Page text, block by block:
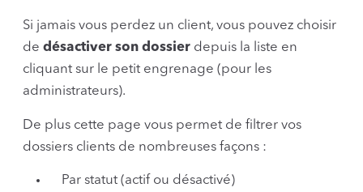
Si jamais vous perdez un client, vous pouvez choisir
de désactiver son dossier depuis la liste en
cliquant sur le petit engrenage (pour les
administrateurs).
De plus cette page vous permet de filtrer vos
dossiers clients de nombreuses façons :
Par statut (actif ou désactivé)